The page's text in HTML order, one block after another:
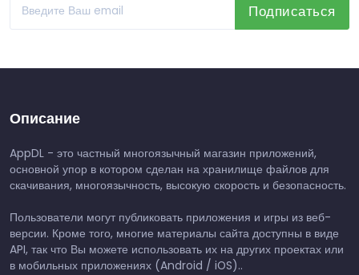
Подписаться
Описание
AppDL - это частный многоязычный магазин приложений,
основной упор в котором сделан на хранилище файлов для
скачивания, многоязычность, высокую скорость и безопасность.
Пользователи могут публиковать приложения и игры из веб-
версии. Кроме того, многие материалы сайта доступны в виде
API, так что Вы можете использовать их на других проектах или
в мобильных приложениях (Android / iOS)..